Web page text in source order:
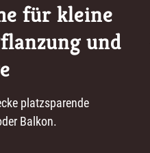
für kleine
und
platzsparende
Balkon.